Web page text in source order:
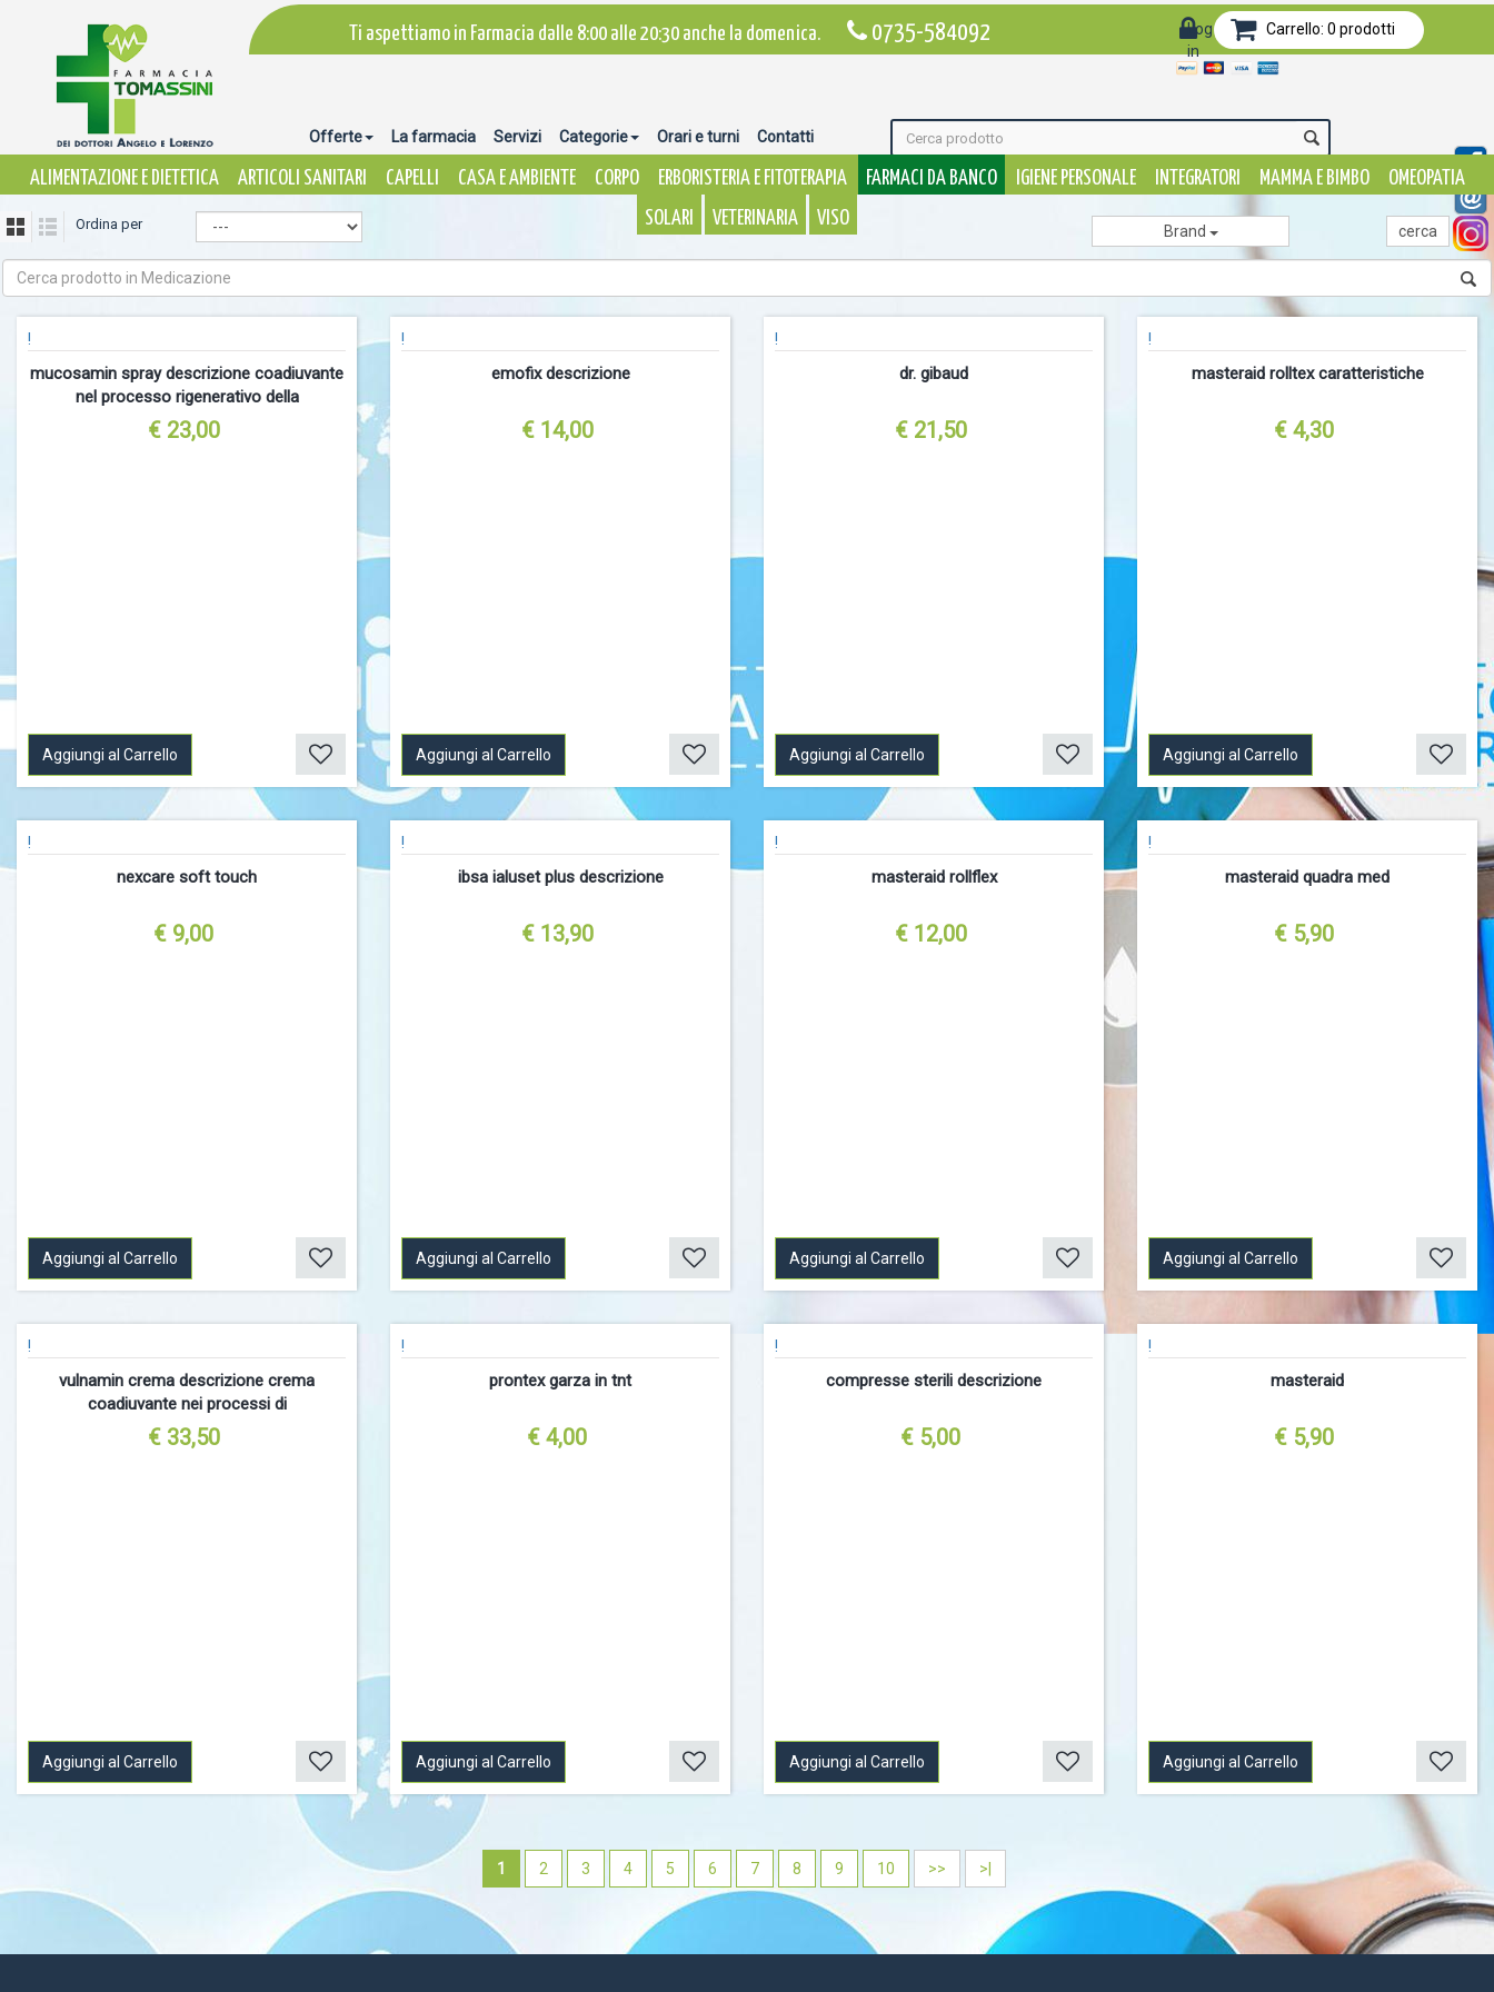
Ti aspettiamo in Farmacia dalle 8:00 alle 20:30 anche la domenica. 0735-584092
Log-
in
Carrello: 0 prodotti
Offerte La farmacia Servizi Categorie Orari e turni Contatti
ALIMENTAZIONE E DIETETICA ARTICOLI SANITARI CAPELLI CASA E AMBIENTE CORPO ERBORISTERIA E FITOTERAPIA FARMACI DA BANCO IGIENE PERSONALE INTEGRATORI MAMMA E BIMBO
OMEOPATIA
SOLARI
VETERINARIA VISO
Ordina per Brand
!
mucosamin spray descrizione coadiuvante
nel processo rigenerativo della
€ 23,00
Aggiungi al Carrello
!
emofix descrizione
€ 14,00
Aggiungi al Carrello
!
dr. gibaud
€ 21,50
Aggiungi al Carrello
!
masteraid rolltex caratteristiche
€ 4,30
Aggiungi al Carrello
!
nexcare soft touch
€ 9,00
Aggiungi al Carrello
!
ibsa ialuset plus descrizione
€ 13,90
Aggiungi al Carrello
!
masteraid rollflex
€ 12,00
Aggiungi al Carrello
!
masteraid quadra med
€ 5,90
Aggiungi al Carrello
!
vulnamin crema descrizione crema
coadiuvante nei processi di
€ 33,50
Aggiungi al Carrello
!
prontex garza in tnt
€ 4,00
Aggiungi al Carrello
!
compresse sterili descrizione
€ 5,00
Aggiungi al Carrello
!
masteraid
€ 5,90
Aggiungi al Carrello
1 2 3 4 5 6 7 8 9 10 >> >|